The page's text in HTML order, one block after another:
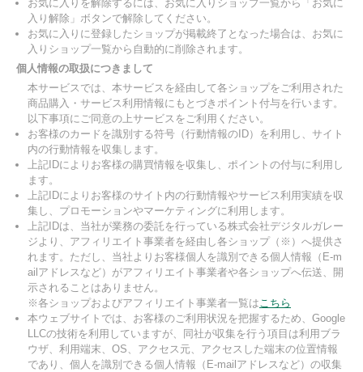
お気に入りを解除するには、お気に入りショップ一覧から「お気に
入り解除」ボタンで解除してください。
お気に入りに登録したショップが掲載終了となった場合は、お気に
入りショップ一覧から自動的に削除されます。
個人情報の取扱につきまして
本サービスでは、本サービスを経由して各ショップをご利用された
商品購入・サービス利用情報にもとづきポイント付与を行います。
以下事項にご同意の上サービスをご利用ください。
お客様のカードを識別する符号（行動情報のID）を利用し、サイト
内の行動情報を収集します。
上記IDによりお客様の購買情報を収集し、ポイントの付与に利用し
ます。
上記IDによりお客様のサイト内の行動情報やサービス利用実績を収
集し、プロモーションやマーケティングに利用します。
上記IDは、当社が業務の委託を行っている株式会社デジタルガレー
ジより、アフィリエイト事業者を経由し各ショップ（※）へ提供さ
れます。ただし、当社よりお客様個人を識別できる個人情報（E-m
ailアドレスなど）がアフィリエイト事業者や各ショップへ伝送、開
示されることはありません。
※各ショップおよびアフィリエイト事業者一覧はこちら
本ウェブサイトでは、お客様のご利用状況を把握するため、Google
LLCの技術を利用していますが、同社が収集を行う項目は利用ブラ
ウザ、利用端末、OS、アクセス元、アクセスした端末の位置情報
であり、個人を識別できる個人情報（E-mailアドレスなど）の収集